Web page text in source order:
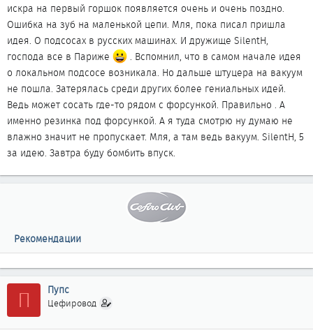
искра на первый горшок появляется очень и очень поздно.
Ошибка на зуб на маленькой цепи. Мля, пока писал пришла
идея. О подсосах в русских машинах. И дружище SilentH,
господа все в Париже
. Вспомнил, что в самом начале идея
о локальном подсосе возникала. Но дальше штуцера на вакуум
не пошла. Затерялась среди других более гениальных идей.
Ведь может сосать где-то рядом с форсункой. Правильно . А
именно резинка под форсункой. А я туда смотрю ну думаю не
влажно значит не пропускает. Мля, а там ведь вакуум. SilentH, 5
за идею. Завтра буду бомбить впуск.
Рекомендации
П Пупс
Цефировод